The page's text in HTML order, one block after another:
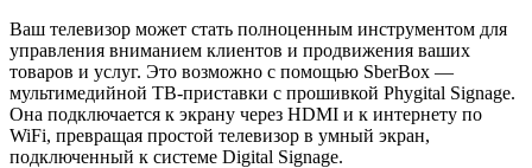
Ваш телевизор может стать полноценным инструментом для
управления вниманием клиентов и продвижения ваших
товаров и услуг. Это возможно с помощью SberBox —
мультимедийной ТВ-приставки с прошивкой Phygital Signage.
Она подключается к экрану через HDMI и к интернету по
WiFi, превращая простой телевизор в умный экран,
подключенный к системе Digital Signage.